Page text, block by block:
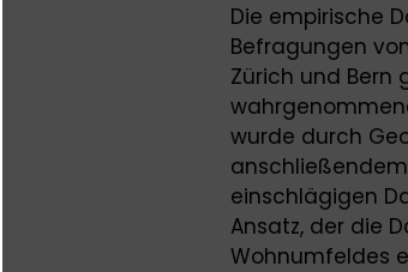
Die empirische
Befragungen
Zürich und Bern
wurde durch
einschlägigen
Ansatz, der die
Wohnumfeldes